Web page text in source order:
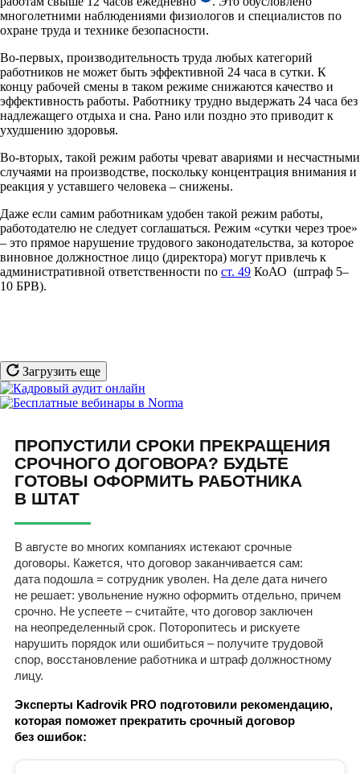
многолетними наблюдениями физиологов и специалистов по
охране труда и технике безопасности.
Во-первых, производительность труда любых категорий
работников не может быть эффективной 24 часа в сутки. К
концу рабочей смены в таком режиме снижаются качество и
эффективность работы. Работнику трудно выдержать 24 часа без
надлежащего отдыха и сна. Рано или поздно это приводит к
ухудшению здоровья.
Во-вторых, такой режим работы чреват авариями и несчастными
случаями на производстве, поскольку концентрация внимания и
реакция у уставшего человека – снижены.
Даже если самим работникам удобен такой режим работы,
работодателю не следует соглашаться. Режим «сутки через трое»
– это прямое нарушение трудового законодательства, за которое
виновное должностное лицо (директора) могут привлечь к
административной ответственности по ст. 49 КоАО (штраф 5–
10 БРВ).
Загрузить еще
ПРОПУСТИЛИ СРОКИ ПРЕКРАЩЕНИЯ
СРОЧНОГО ДОГОВОРА? БУДЬТЕ
ГОТОВЫ ОФОРМИТЬ РАБОТНИКА
В ШТАТ
В августе во многих компаниях истекают срочные
договоры. Кажется, что договор заканчивается сам:
дата подошла = сотрудник уволен. На деле дата ничего
не решает: увольнение нужно оформить отдельно, причем
срочно. Не успеете – считайте, что договор заключен
на неопределенный срок. Поторопитесь и рискуете
нарушить порядок или ошибиться – получите трудовой
спор, восстановление работника и штраф должностному
лицу.
Эксперты Kadrovik PRO подготовили рекомендацию,
которая поможет прекратить срочный договор
без ошибок: